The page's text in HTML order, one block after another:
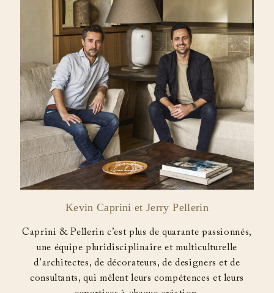
Kevin Caprini et Jerry Pellerin
Caprini & Pellerin c’est plus de quarante passionnés,
une équipe pluridisciplinaire et multiculturelle
d’architectes, de décorateurs, de designers et de
consultants, qui mêlent leurs compétences et leurs